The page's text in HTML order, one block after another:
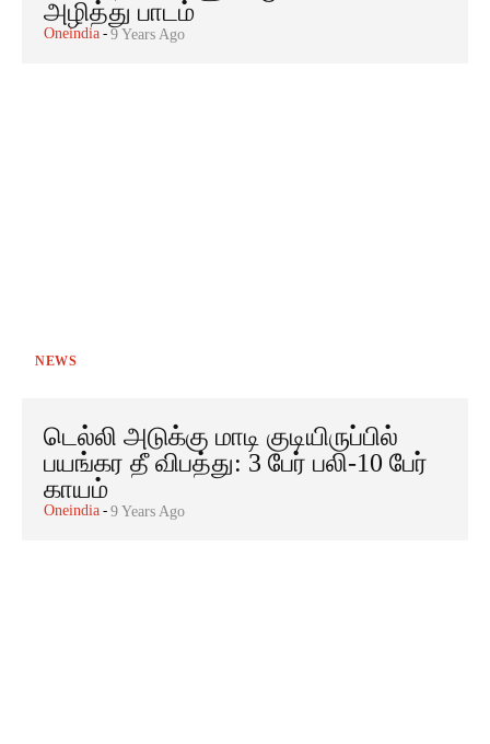
அழித்து பாடம்
Oneindia - 9 Years Ago
NEWS
டெல்லி அடுக்கு மாடி குடியிருப்பில்
பயங்கர தீ விபத்து: 3 பேர் பலி-10 பேர்
காயம்
Oneindia - 9 Years Ago